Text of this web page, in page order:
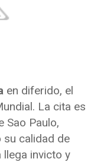
en diferido, el
La cita es
Sao Paulo,
su calidad de
llega invicto y